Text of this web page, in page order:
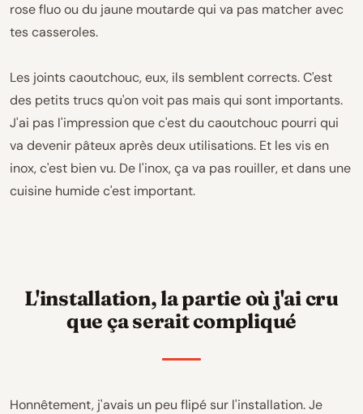
rose fluo ou du jaune moutarde qui va pas matcher avec
tes casseroles.
Les joints caoutchouc, eux, ils semblent corrects. C'est
des petits trucs qu'on voit pas mais qui sont importants.
J'ai pas l'impression que c'est du caoutchouc pourri qui
va devenir pâteux après deux utilisations. Et les vis en
inox, c'est bien vu. De l'inox, ça va pas rouiller, et dans une
cuisine humide c'est important.
L'installation, la partie où j'ai cru
que ça serait compliqué
Honnêtement, j'avais un peu flipé sur l'installation. Je